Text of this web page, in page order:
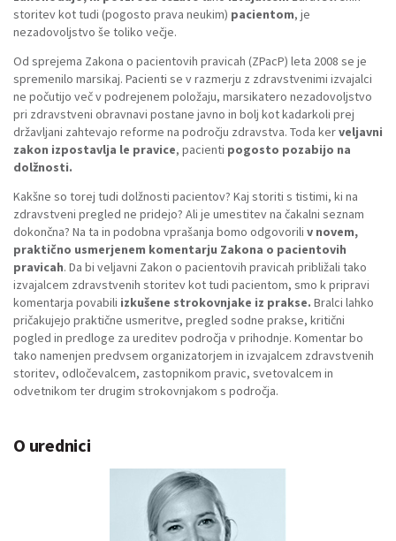
storitev kot tudi (pogosto prava neukim) pacientom, je
nezadovoljstvo še toliko večje.
Od sprejema Zakona o pacientovih pravicah (ZPacP) leta 2008 se je
spremenilo marsikaj. Pacienti se v razmerju z zdravstvenimi izvajalci
ne počutijo več v podrejenem položaju, marsikatero nezadovoljstvo
pri zdravstveni obravnavi postane javno in bolj kot kadarkoli prej
državljani zahtevajo reforme na področju zdravstva. Toda kerveljavni
zakon izpostavlja le pravice, pacienti pogosto pozabijo na
dolžnosti.
Kakšne so torej tudi dolžnosti pacientov? Kaj storiti s tistimi, ki na
zdravstveni pregled ne pridejo? Ali je umestitev na čakalni seznam
dokončna? Na ta in podobna vprašanja bomo odgovorili v novem,
praktično usmerjenem komentarju Zakona o pacientovih
pravicah. Da bi veljavni Zakon o pacientovih pravicah približali tako
izvajalcem zdravstvenih storitev kot tudi pacientom, smo k pripravi
komentarja povabili izkušene strokovnjake iz prakse. Bralci lahko
pričakujejo praktične usmeritve, pregled sodne prakse, kritični
pogled in predloge za ureditev področja v prihodnje. Komentar bo
tako namenjen predvsem organizatorjem in izvajalcem zdravstvenih
storitev, odločevalcem, zastopnikom pravic, svetovalcem in
odvetnikom ter drugim strokovnjakom s področja.
O urednici